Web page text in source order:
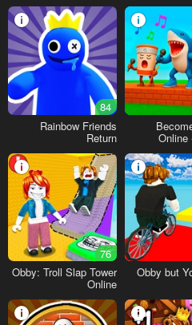
Online
84
Rainbow Friends
Return
Obby but
76
Obby: Troll Slap Tower
Online